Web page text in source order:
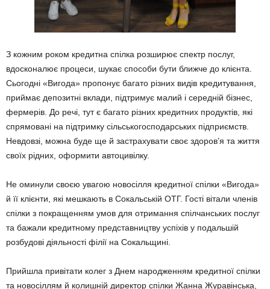
З кожним роком кредитна спілка розширює спектр пос­луг,
вдосконалює процеси, шукає способи бути ближче до клієнта.
Сьогодні «Виго­да» пропонує багато різних видів кредитування,
приймає депозитні вклади, підтримує малий і середній бізнес,
фермерів. До речі, тут є бага­то різних кредитних продук­тів, які
спрямовані на підтримку сільськогосподар­ських підприємств.
Невдовзі, можна буде ще й застраху­вати своє здоров’я та життя
своїх рідних, оформити авто­цивілку.
Не оминули своєю увагою новосілля кредитної спілки «Вигода»
й її клієнти, які мешкають в Сокальській ОТГ. Гості вітали членів
спіл­ки з покращенням умов для отримання спілчанських пос­луг
та бажали кредитному представництву успіхів у по­дальшій
розбудові діяльності філії на Сокальщині.
Прийшла привітати колег з Днем народженням кредит­ної спілки
та новосіллям й колишній директор спілки Жанна Журавінська,